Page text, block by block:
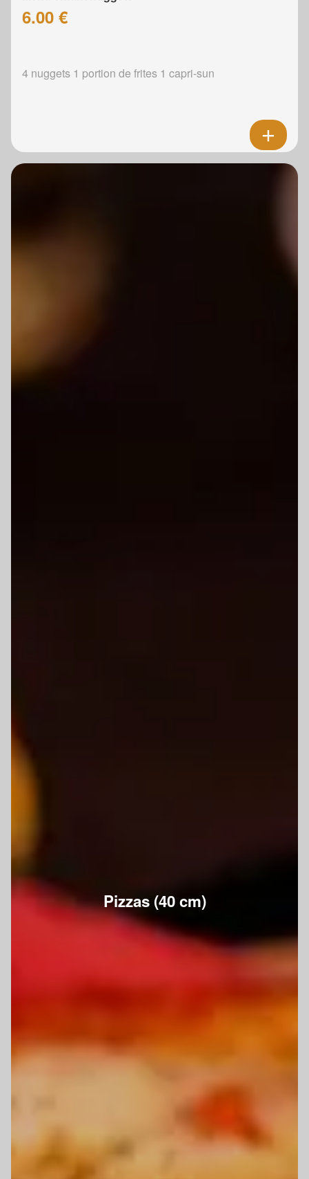
6.00 €
4 nuggets 1 portion de frites 1 capri-sun
Pizzas (40 cm)